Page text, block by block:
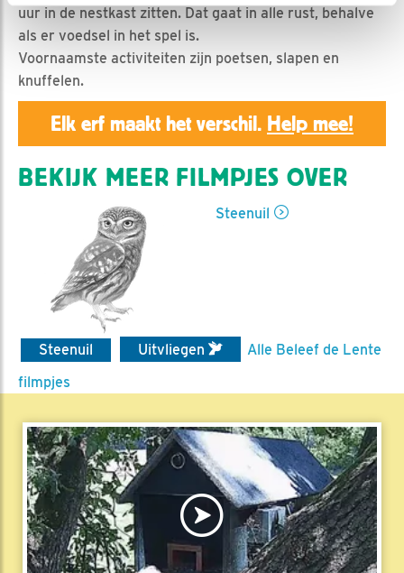
uur in de nestkast zitten. Dat gaat in alle rust, behalve
als er voedsel in het spel is.
Voornaamste activiteiten zijn poetsen, slapen en
knuffelen.
Elk erf maakt het verschil. Help mee!
BEKIJK MEER FILMPJES OVER
Steenuil
Steenuil Uitvliegen
Alle Beleef de Lente
filmpjes